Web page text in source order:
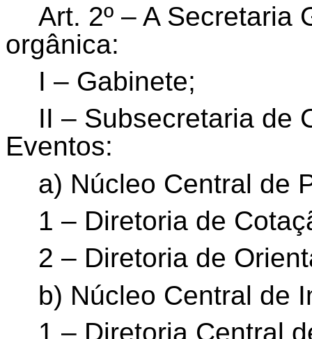
Art. 2º – A Secretaria
orgânica:
I – Gabinete;
II – Subsecretaria de
Eventos:
a) Núcleo Central de
1 – Diretoria de
2 – Diretoria de
b) Núcleo Central de
1 – Diretoria Central